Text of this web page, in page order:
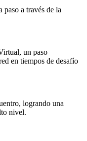
paso a través de la
un paso
en tiempos de desafío
logrando una
nivel.